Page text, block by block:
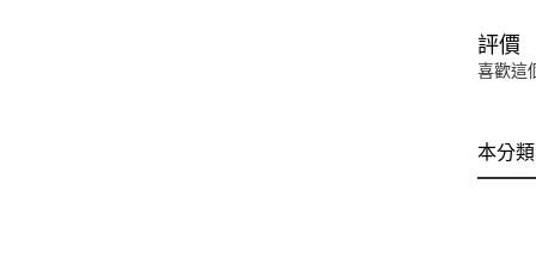
評價
喜歡這
本分